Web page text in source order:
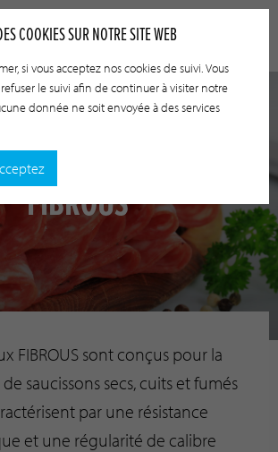
FIBROUS
FIBROUS sont conçus pour la
saucissons secs, cuits et fumés
par une résistance
et une régularité de calibre
COOKIES SUR NOTRE SITE WEB
si vous acceptez nos cookies de suivi. Vous
le suivi afin de continuer à visiter notre
donnée ne soit envoyée à des services